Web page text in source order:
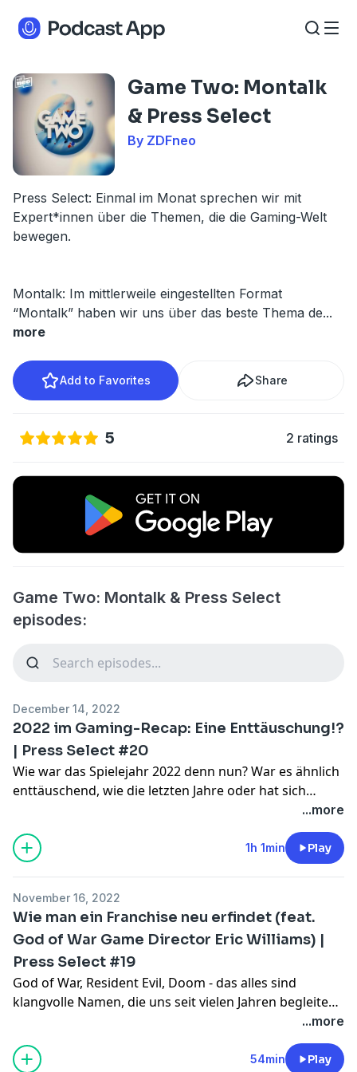
Game Two: Montalk
& Press Select
By ZDFneo
Press Select: Einmal im Monat sprechen wir mit
Expert*innen über die Themen, die die Gaming-Welt
bewegen.
Montalk: Im mittlerweile eingestellten Format
“Montalk” haben wir uns über das beste Thema de...
more
Add to Favorites Share
5 2 ratings
Game Two: Montalk & Press Select
episodes:
December 14, 2022
2022 im Gaming-Recap: Eine Enttäuschung!?
| Press Select #20
Wie war das Spielejahr 2022 denn nun? War es ähnlich
enttäuschend, wie die letzten Jahre oder hat sich
Gaming mittlerweile erholt? Sind Spiele wie Elden Ring
of God of War Ragnarök genug Highlights für ein Jahr?
Können gute Indie-Spiele das Jahr retten? All diesen
Fragen stellen sich bei Press Select diese Woche
Speer.
...more
1h 1min Play
November 16, 2022
Wie man ein Franchise neu erfindet (feat.
God of War Game Director Eric Williams) |
Press Select #19
God of War, Resident Evil, Doom - das alles sind
klangvolle Namen, die uns seit vielen Jahren begleiten.
All die eben genannten Reihen haben haben weiterhin
eine Gemeinsamkeit: Sie haben sich über die Jahre
mindestens ein Mal neu erfunden. Es wurden Stile
...more
54min Play